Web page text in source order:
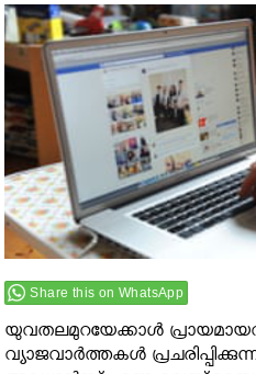
Share this on WhatsApp
യുവതലമുറയേക്കാള്‍
വ്യാജവാര്‍ത്തകള്‍